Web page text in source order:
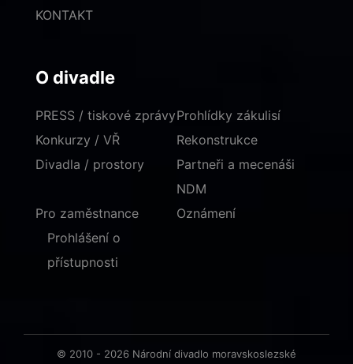
KONTAKT
O divadle
PRESS / tiskové zprávy
Konkurzy / VŘ
Divadla / prostory
Prohlídky zákulisí
Rekonstrukce
Partneři a mecenáši
NDM
Pro zaměstnance
Oznámení
Prohlášení o
přístupnosti
© 2010 - 2026 Národní divadlo moravskoslezské